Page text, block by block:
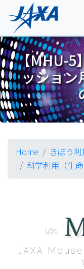
【MHU-5
ッション
Home
きぼう
科学利用（生命
JAXA